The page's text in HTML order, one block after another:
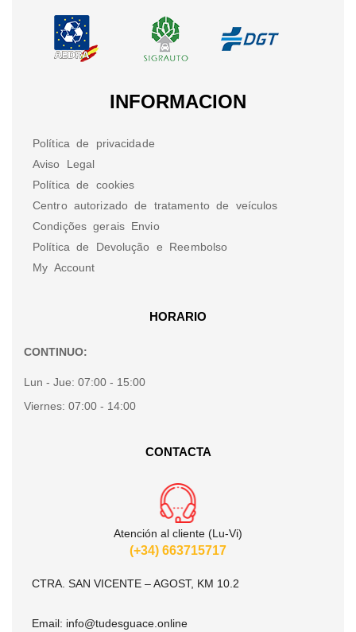
INFORMACION
Política de privacidade
Aviso Legal
Política de cookies
Centro autorizado de tratamento de veículos
Condições gerais Envio
Política de Devolução e Reembolso
My Account
HORARIO
CONTINUO:
Lun - Jue: 07:00 - 15:00
Viernes: 07:00 - 14:00
CONTACTA
Atención al cliente (Lu-Vi)
(+34) 663715717
CTRA. SAN VICENTE – AGOST, KM 10.2
Email: info@tudesguace.online